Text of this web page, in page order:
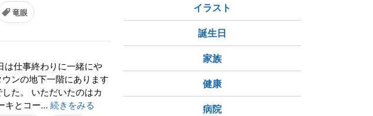
竜眼
は仕事終わりに一緒にや
ンの地下一階にあります
た。 いただいたのはカ
キとコー... 続きをみる
イラスト
誕生日
家族
健康
病院